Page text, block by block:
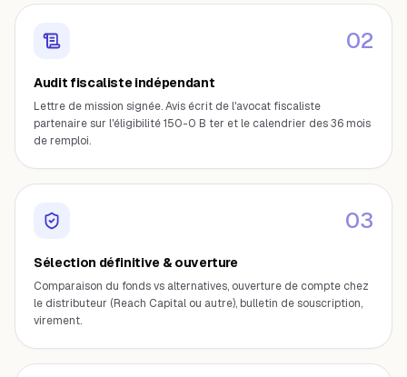
02
Audit fiscaliste indépendant
Lettre de mission signée. Avis écrit de l'avocat fiscaliste
partenaire sur l'éligibilité 150-0 B ter et le calendrier des 36 mois
de remploi.
03
Sélection définitive & ouverture
Comparaison du fonds vs alternatives, ouverture de compte chez
le distributeur (Reach Capital ou autre), bulletin de souscription,
virement.